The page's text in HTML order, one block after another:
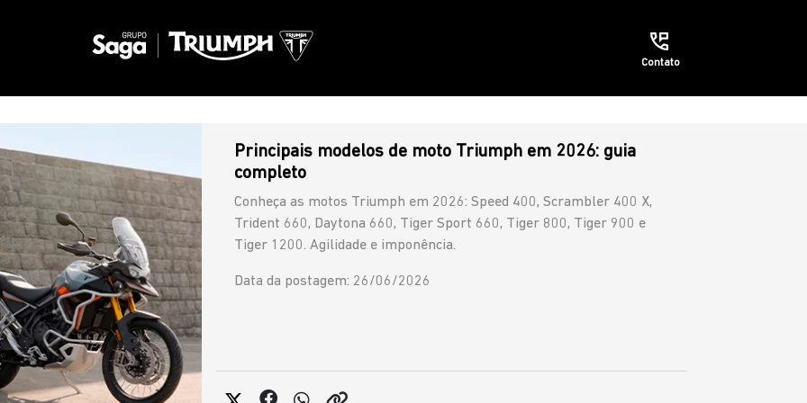
Contato
Principais modelos de moto Triumph em 2026: guia
completo
Conheça as motos Triumph em 2026: Speed 400, Scrambler 400 X,
Trident 660, Daytona 660, Tiger Sport 660, Tiger 800, Tiger 900 e
Tiger 1200. Agilidade e imponência.
Data da postagem: 26/06/2026